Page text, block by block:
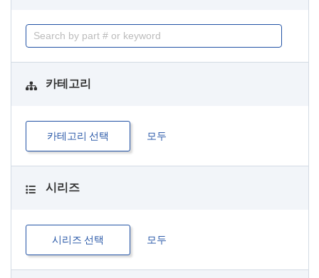
카테고리
카테고리 선택 모두
시리즈
시리즈 선택 모두